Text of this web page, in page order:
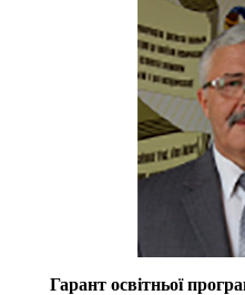
Гарант освітньої